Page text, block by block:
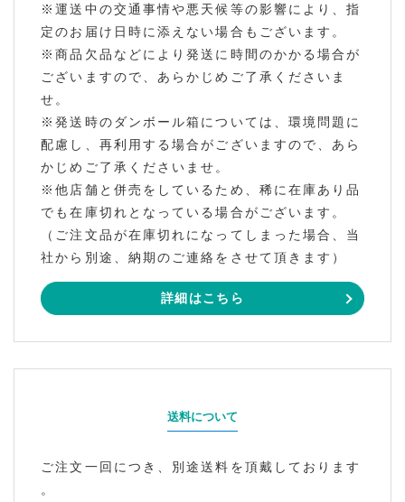
※運送中の交通事情や悪天候等の影響により、指
定のお届け日時に添えない場合もございます。
※商品欠品などにより発送に時間のかかる場合が
ございますので、あらかじめご了承くださいま
せ。
※発送時のダンボール箱については、環境問題に
配慮し、再利用する場合がございますので、あら
かじめご了承くださいませ。
※他店舗と併売をしているため、稀に在庫あり品
でも在庫切れとなっている場合がございます。
（ご注文品が在庫切れになってしまった場合、当
社から別途、納期のご連絡をさせて頂きます）
詳細はこちら
送料について
ご注文一回につき、別途送料を頂戴しております
。